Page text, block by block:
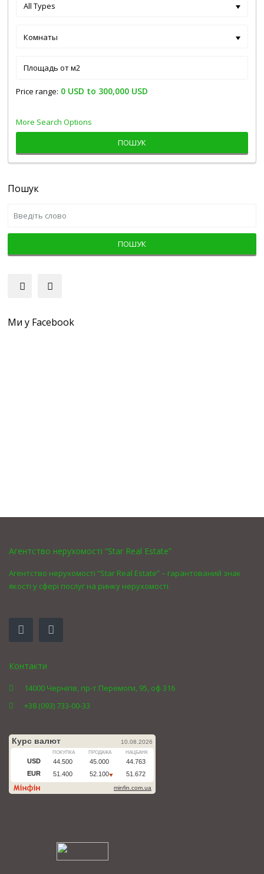
All Types
Комнаты
Price range: 0 USD to 300,000 USD
More Search Options
ПОШУК
Пошук
ПОШУК
Ми у Facebook
Агентство нерухомості “Star Real Estate”
Агентство нерухомості “Star Real Estate” – гарантований знак
якості у сфері послуг на ринку нерухомості.
Контакти
14000 Чернігів, пр-т Перемоги, 95, оф 316
+38 (093) 733-00-33